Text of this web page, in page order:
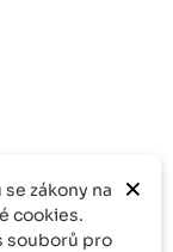
×
zákony na
cookies.
souborů pro